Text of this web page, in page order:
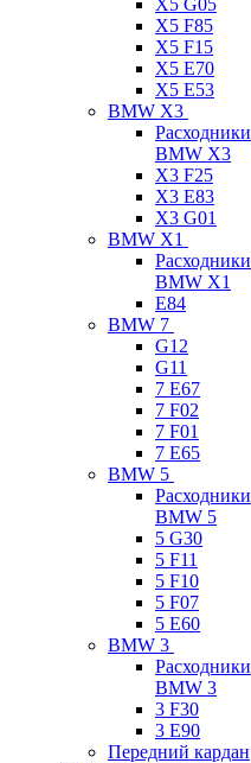
X5 G05
X5 F85
X5 F15
X5 E70
X5 E53
BMW X3
Расходники
BMW X3
X3 F25
X3 E83
X3 G01
BMW X1
Расходники
BMW X1
E84
BMW 7
G12
G11
7 Е67
7 F02
7 F01
7 E65
BMW 5
Расходники
BMW 5
5 G30
5 F11
5 F10
5 F07
5 E60
BMW 3
Расходники
BMW 3
3 F30
3 E90
Передний кардан